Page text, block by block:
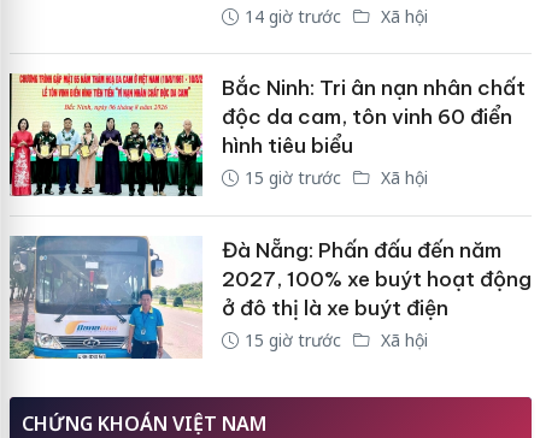
14 giờ trước Xã hội
Bắc Ninh: Tri ân nạn nhân chất
độc da cam, tôn vinh 60 điển
hình tiêu biểu
15 giờ trước Xã hội
Đà Nẵng: Phấn đấu đến năm
2027, 100% xe buýt hoạt động
ở đô thị là xe buýt điện
15 giờ trước Xã hội
CHỨNG KHOÁN VIỆT NAM